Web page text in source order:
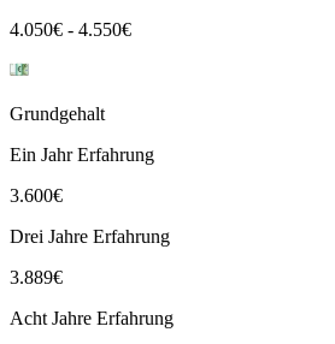
4.050€ - 4.550€
Grundgehalt
Ein Jahr Erfahrung
3.600€
Drei Jahre Erfahrung
3.889€
Acht Jahre Erfahrung